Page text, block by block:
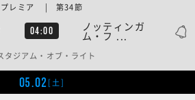
04:00 ノッティンガ
ム・フ ...
プレミア | 第34節
タジアム・オブ・ライト
05.02[土]